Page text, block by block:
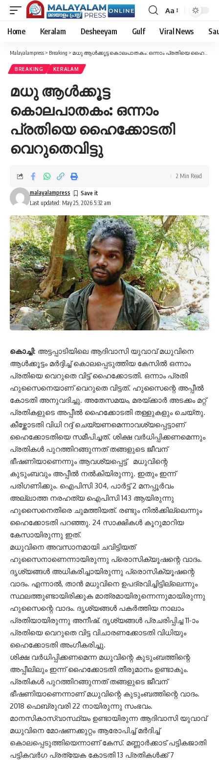
Font
Resizer
Aa
Home Keralam Desheeyam Gulf Viral News
Malayalampress > Breaking > മധു ആൾക്കൂട്ട കൊലപാതകം: ഒന്നാം പ്രതിയെ ഹൈക്കോടതി വെറുതെവിട്ടു
BREAKING KERALAM
മധു ആൾക്കൂട്ട
കൊലപാതകം: ഒന്നാം
പ്രതിയെ ഹൈക്കോടതി
വെറുതെവിട്ടു
Last updated: May 25, 2026 5:32 am
malayalampress
2 Min Read
കൊച്ചി: അട്ടപ്പാടിയിലെ ആദിവാസി യുവാവ് മധുവിനെ
ആൾക്കൂട്ടം മർദ്ദിച്ച് കൊലപ്പെടുത്തിയ കേസിൽ ഒന്നാം
പ്രതിയെ വെറുതെ വിട്ട് ഹൈക്കോടതി. ഒന്നാം പ്രതി
ഹുസൈനെയാണ് വെറുതെ വിട്ടത്. ഹുസൈന്റെ അപ്പീൽ
കോടതി അനുവദിച്ചു. അതേസമയം, മരയ്ക്കാർ അടക്കം മറ്റ്
പ്രതികളുടെ അപ്പീൽ ഹൈക്കോടതി തള്ളുകളും ചെയ്തു.
കീഴ്ക്കോടതി വിധി റദ്ദ് ചെയ്യണമെന്നാവശ്യപ്പെട്ടാണ്
ഹൈക്കോടതിയെ സമീപിച്ചത്. ശിക്ഷ വർധിപ്പിക്കണമെന്നും
പ്രതികൾ പുറത്തിറങ്ങുന്നത് തങ്ങളുടെ ജീവന്
ഭീഷണിയാണെന്നും ആവശ്യപ്പെട്ട് മധുവിന്റെ
കുടുംബവും അപ്പീല്‍ നല്‍കിയിരുന്നു. ഇതും ഇന്ന്
പരിഗണിക്കും. ഐപിസി 304, പാർട്ട്‌ 2 മനപ്പൂർവം
അല്ലാത്ത നരഹത്യ ഐപിസി 143 ആയിരുന്നു
ഹുസൈനെതിരെ ചുമത്തിയത്. രണ്ടും നിൽക്കില്ലെന്നും
ഹൈക്കോടതി പറഞ്ഞു. 24 സാക്ഷികള്‍ കൂറുമാറിയ
കേസായിരുന്നു ഇത്.
മധുവിനെ അവസാനമായി ചവിട്ടിയത്
ഹുസൈനാണെന്നായിരുന്നു പ്രൊസിക്യൂഷന്റെ വാദം.
ദൃശ്യങ്ങൾ അധികരിച്ചായിരുന്നു പ്രൊസിക്യൂഷന്റെ
വാദം. എന്നാൽ, താൻ മധുവിനെ ഉപദ്രവിച്ചിട്ടില്ലെന്നും
സ്ഥലത്തുണ്ടായിരിക്കുക മാത്രമായിരുന്നെന്നുമായിരുന്നു
ഹുസൈന്റെ വാദം. ദൃശ്യങ്ങൾ പകർത്തിയ നാലാം
പ്രതിയായിരുന്നു അനീഷ്. ദൃശ്യങ്ങൾ പ്രചരിപ്പിച്ച 11-ാം
പ്രതിയെ വെറുതെ വിട്ട വിചാരണക്കോടതി വിധിയും
ഹൈക്കോടതി അം​ഗീകരിച്ചു.
ശിക്ഷ വർധിപ്പിക്കണമെന്ന മധുവിന്റെ കുടുംബത്തിന്റെ
അപ്പീലിലും ഇന്ന് ഹൈക്കോടതി തീരുമാനം ഉണ്ടാകും.
പ്രതികൾ പുറത്തിറങ്ങുന്നത് തങ്ങളുടെ ജീവന്
ഭീഷണിയാണെന്നാണ് മധുവിന്റെ കുടുംബത്തിന്റെ വാദം.
2018 ഫെബ്രുവരി 22 നായിരുന്നു സംഭവം.
മാനസികാസ്വാസ്ഥ്യം ഉണ്ടായിരുന്ന ആദിവാസി യുവാവ്
മധുവിനെ മോഷണക്കുറ്റം ആരോപിച്ച് മർദിച്ച്
കൊലപ്പെടുത്തിയെന്നാണ് കേസ്. മണ്ണാർക്കാട് പട്ടികജാതി
പട്ടികവർഗ പ്രത്യേക കോടതി 13 പ്രതികൾക്ക് 7